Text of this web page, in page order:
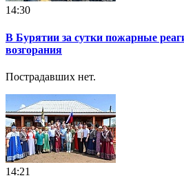
14:30
В Бурятии за сутки пожарные
возгорания
Пострадавших нет.
14:21